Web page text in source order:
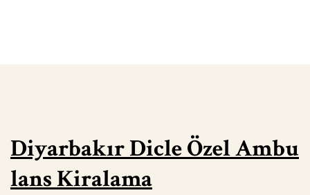
Diyarbakır Dicle Özel Ambu
lans Kiralama